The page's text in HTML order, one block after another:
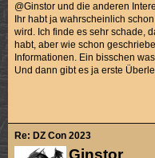
@Ginstor und die anderen
Ihr habt ja wahrscheinlich
wird. Ich finde es sehr schade,
habt, aber wie schon
Informationen. Ein bisschen
Und dann gibt es ja erste
Ginstor
Re: DZ Con 2023